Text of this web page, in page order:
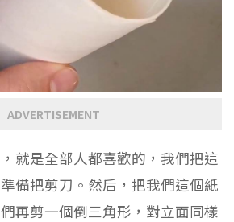
ADVERTISEMENT
就是全部人都喜歡的，我們把這
備把剪刀。然后，把我們這個紙
再剪一個倒三角形，對立面同樣